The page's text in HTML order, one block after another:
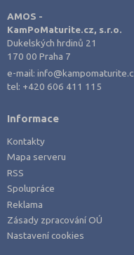
AMOS -
KamPoMaturite.cz, s.r.o.
Dukelských hrdinů 21
170 00 Praha 7
e-mail:
tel: +420 606 411 115
Informace
Kontakty
Mapa serveru
RSS
Spolupráce
Reklama
Zásady zpracování OÚ
Nastavení cookies